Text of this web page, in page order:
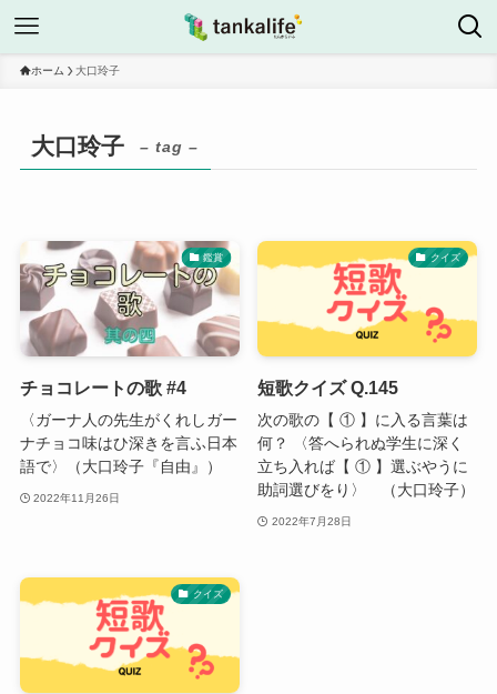
ホーム 大口玲子
大口玲子 – tag –
鑑賞
チョコレートの歌 #4
〈ガーナ人の先生がくれしガー
ナチョコ味はひ深きを言ふ日本
語で〉（大口玲子『自由』）
2022年11月26日
クイズ
短歌クイズ Q.145
次の歌の【 ① 】に入る言葉は
何？ 〈答へられぬ学生に深く
立ち入れば【 ① 】選ぶやうに
助詞選びをり〉 （大口玲子）
2022年7月28日
クイズ